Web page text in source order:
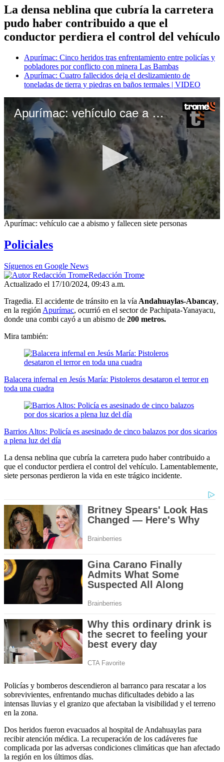
La densa neblina que cubría la carretera
pudo haber contribuido a que el
conductor perdiera el control del vehículo
Apurímac: Cinco heridos tras enfrentamiento entre policías y
pobladores por conflicto con minera Las Bambas
Apurímac: Cuatro fallecidos deja el deslizamiento de
toneladas de tierra y piedras en baños termales | VIDEO
Apurímac: vehículo cae a abismo y fallecen siete personas
0
seconds
of
1
1
second
Apurímac: vehículo cae a abismo y fallecen siete personas
Policiales
Síguenos en Google News
Redacción Trome
Actualizado el 17/10/2024, 09:43 a.m.
Tragedia. El accidente de tránsito en la vía Andahuaylas-Abancay,
en la región Apurímac, ocurrió en el sector de Pachipata-Yanayacu,
donde una combi cayó a un abismo de 200 metros.
Mira también:
Balacera infernal en Jesús María: Pistoleros desataron el terror en
toda una cuadra
Barrios Altos: Policía es asesinado de cinco balazos por dos sicarios
a plena luz del día
La densa neblina que cubría la carretera pudo haber contribuido a
que el conductor perdiera el control del vehículo. Lamentablemente,
siete personas perdieron la vida en este trágico incidente.
Policías y bomberos descendieron al barranco para rescatar a los
sobrevivientes, enfrentando muchas dificultades debido a las
intensas lluvias y el granizo que afectaban la visibilidad y el terreno
en la zona.
Dos heridos fueron evacuados al hospital de Andahuaylas para
recibir atención médica. La recuperación de los cadáveres fue
complicada por las adversas condiciones climáticas que han afectado
la región en los últimos días.